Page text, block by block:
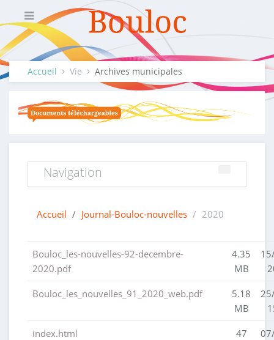
Accueil Vie Archives municipales
Navigation
Accueil / Journal-Bouloc-nouvelles / 2020
Bouloc_les-nouvelles-92-decembre-
2020.pdf
4.35
MB
Bouloc_les_nouvelles_91_2020_web.pdf
5.18
MB
index.html
47